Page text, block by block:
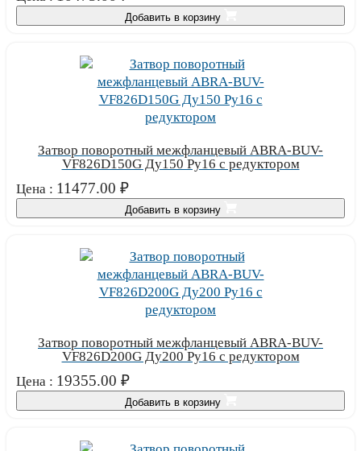
Добавить в корзину
Затвор поворотный межфланцевый ABRA-BUV-
VF826D150G Ду150 Ру16 с редуктором
Цена : 11477.00 ₽
Добавить в корзину
Затвор поворотный межфланцевый ABRA-BUV-
VF826D200G Ду200 Ру16 с редуктором
Цена : 19355.00 ₽
Добавить в корзину